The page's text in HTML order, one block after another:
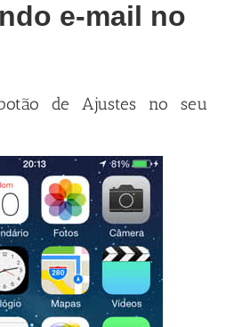
e-mail no
de Ajustes no seu